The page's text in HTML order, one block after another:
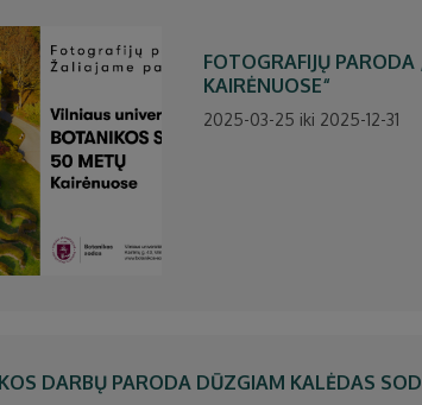
FOTOGRAFIJŲ
KAIRĖNUOSE“
2025-03-25 iki 2025-12-31
DARBŲ PARODA DŪZGIAM KALĖDAS